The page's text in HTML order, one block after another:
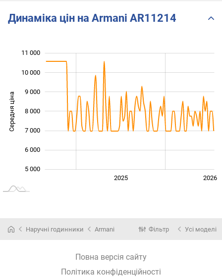
Динаміка цін на Armani AR11214
Середня ціна 10 000
5 000
6 000
7 000
8 000
9 000
10 000
11 000
2025 2026
Наручні годинники Armani Фільтр Усі моделі
Повна версія сайту
Політика конфіденційності